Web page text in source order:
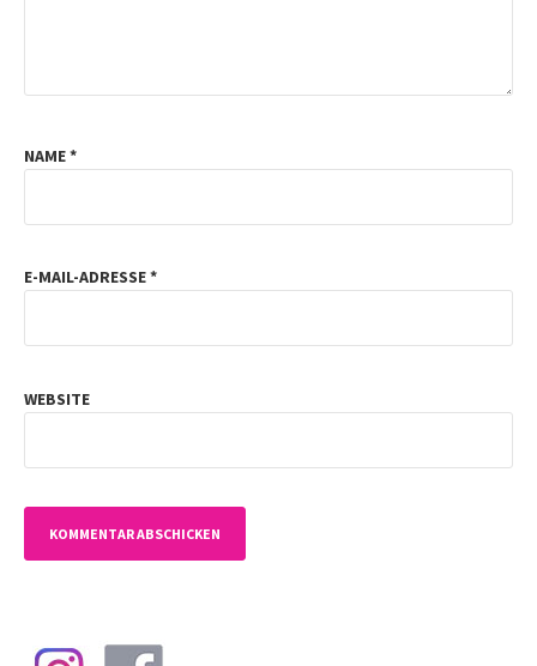
NAME*
E-MAIL-ADRESSE*
WEBSITE